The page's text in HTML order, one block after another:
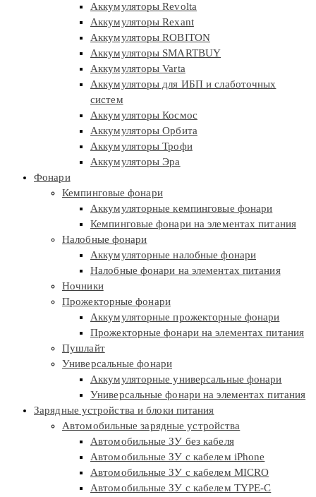
Аккумуляторы Revolta
Аккумуляторы Rexant
Аккумуляторы ROBITON
Аккумуляторы SMARTBUY
Аккумуляторы Varta
Аккумуляторы для ИБП и слаботочных
систем
Аккумуляторы Космос
Аккумуляторы Орбита
Аккумуляторы Трофи
Аккумуляторы Эра
Фонари
Кемпинговые фонари
Аккумуляторные кемпинговые фонари
Кемпинговые фонари на элементах питания
Налобные фонари
Аккумуляторные налобные фонари
Налобные фонари на элементах питания
Ночники
Прожекторные фонари
Аккумуляторные прожекторные фонари
Прожекторные фонари на элементах питания
Пушлайт
Универсальные фонари
Аккумуляторные универсальные фонари
Универсальные фонари на элементах питания
Зарядные устройства и блоки питания
Автомобильные зарядные устройства
Автомобильные ЗУ без кабеля
Автомобильные ЗУ с кабелем iPhone
Автомобильные ЗУ с кабелем MICRO
Автомобильные ЗУ с кабелем TYPE-C